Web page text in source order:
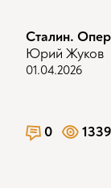
Сталин.
Юрий Жуков
01.04.2026
0